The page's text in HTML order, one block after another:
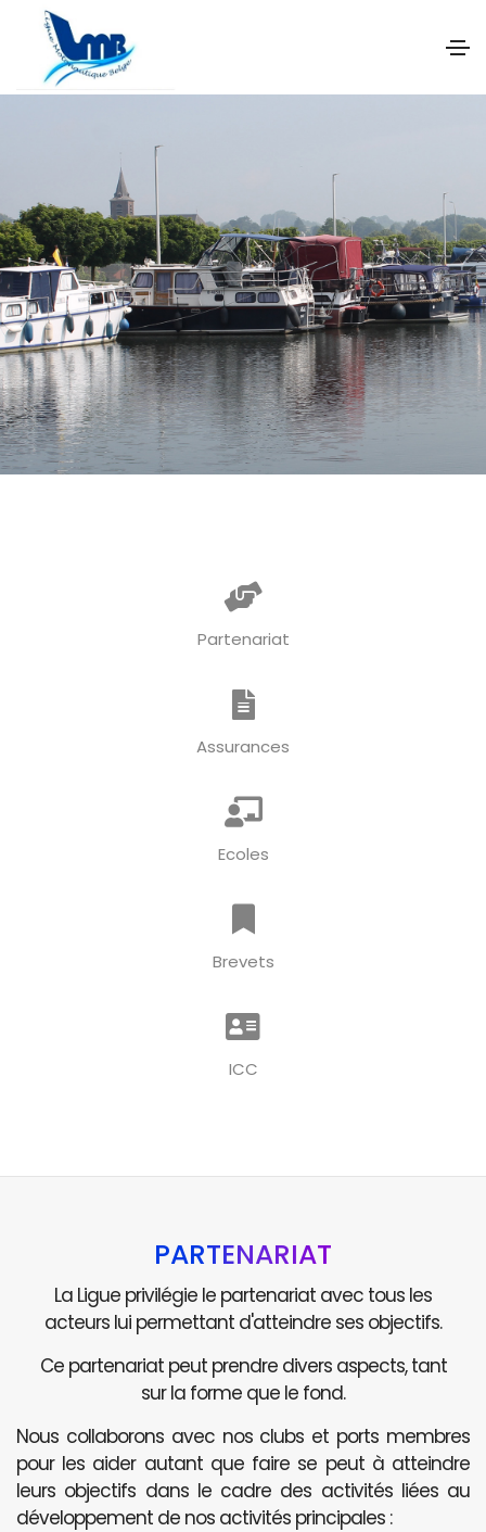
Partenariat
Assurances
Ecoles
Brevets
ICC
PARTENARIAT
La Ligue privilégie le partenariat avec tous les
acteurs lui permettant d'atteindre ses objectifs.
Ce partenariat peut prendre divers aspects, tant
sur la forme que le fond.
Nous collaborons avec nos clubs et ports membres
pour les aider autant que faire se peut à atteindre
leurs objectifs dans le cadre des activités liées au
développement de nos activités principales :